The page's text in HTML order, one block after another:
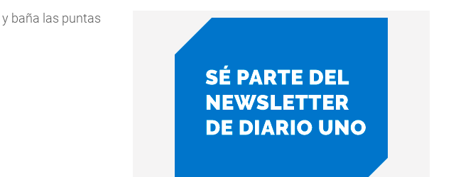
y baña las puntas